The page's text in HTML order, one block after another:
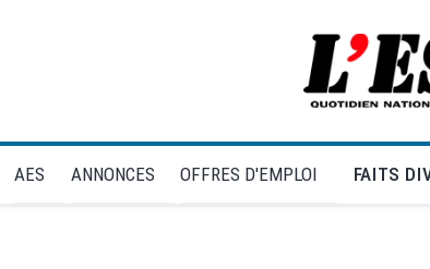
DE L'ESSOR
AES ANNONCES OFFRES D'EMPLOI FAITS